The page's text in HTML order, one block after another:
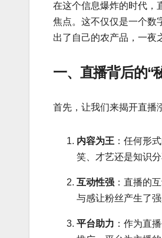
在这个信息爆炸的时代，
焦点。这不仅仅是一个数
出了自己的农产品，一夜
一、直播背后的“
首先，让我们来揭开直播
内容为王 ：任何形
笑、才艺还是知识
互动性强 ：直播的
与感让粉丝产生了强
平台助力 ：作为直